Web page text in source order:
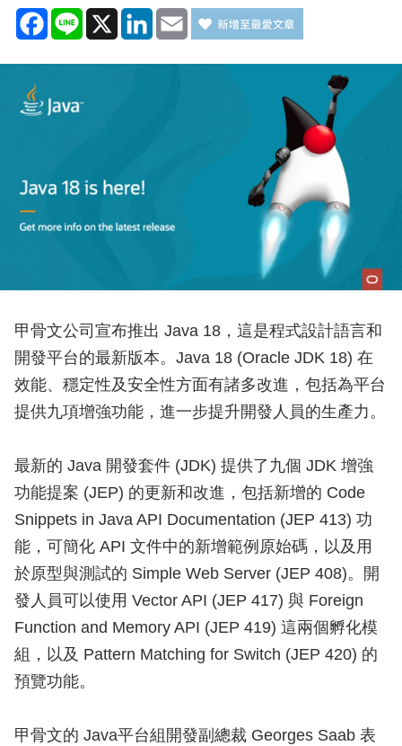
Facebook
Line X LinkedIn
Email
甲骨文公司宣布推出 Java 18，這是程式設計語言和
開發平台的最新版本。Java 18 (Oracle JDK 18) 在
效能、穩定性及安全性方面有諸多改進，包括為平台
提供九項增強功能，進一步提升開發人員的生產力。
最新的 Java 開發套件 (JDK) 提供了九個 JDK 增強
功能提案 (JEP) 的更新和改進，包括新增的 Code
Snippets in Java API Documentation (JEP 413) 功
能，可簡化 API 文件中的新增範例原始碼，以及用
於原型與測試的 Simple Web Server (JEP 408)。開
發人員可以使用 Vector API (JEP 417) 與 Foreign
Function and Memory API (JEP 419) 這兩個孵化模
組，以及 Pattern Matching for Switch (JEP 420) 的
預覽功能。
甲骨文的 Java平台組開發副總裁 Georges Saab 表